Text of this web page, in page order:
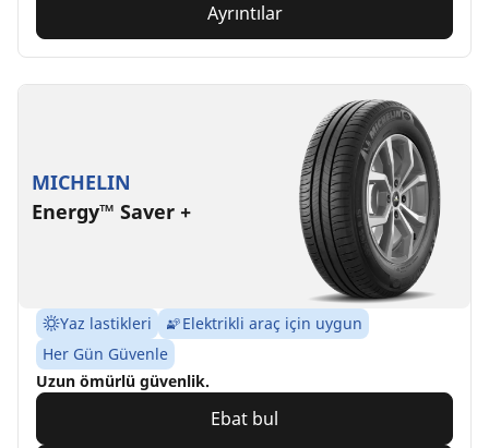
Ayrıntılar
MICHELIN
Energy™ Saver +
Yaz lastikleri
Elektrikli araç için uygun
Her Gün Güvenle
Uzun ömürlü güvenlik.
Ebat bul